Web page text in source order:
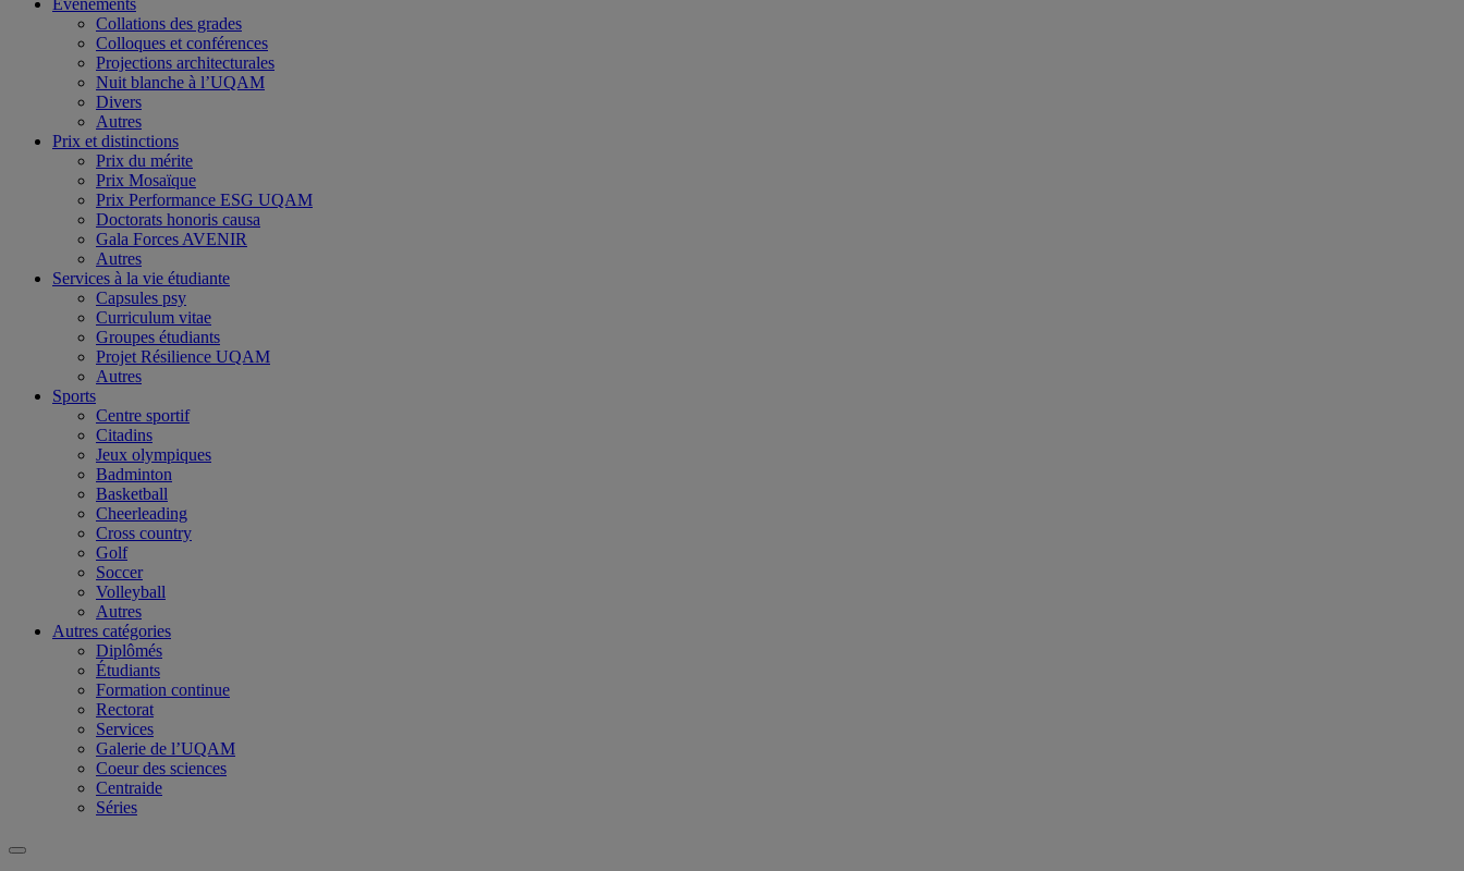
Événements
Collations des grades
Colloques et conférences
Projections architecturales
Nuit blanche à l’UQAM
Divers
Autres
Prix et distinctions
Prix du mérite
Prix Mosaïque
Prix Performance ESG UQAM
Doctorats honoris causa
Gala Forces AVENIR
Autres
Services à la vie étudiante
Capsules psy
Curriculum vitae
Groupes étudiants
Projet Résilience UQAM
Autres
Sports
Centre sportif
Citadins
Jeux olympiques
Badminton
Basketball
Cheerleading
Cross country
Golf
Soccer
Volleyball
Autres
Autres catégories
Diplômés
Étudiants
Formation continue
Rectorat
Services
Galerie de l’UQAM
Coeur des sciences
Centraide
Séries